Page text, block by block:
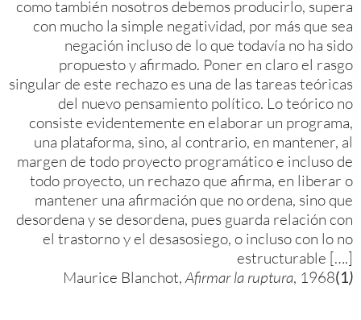
como también nosotros debemos producirlo, supera
con mucho la simple negatividad, por más que sea
negación incluso de lo que todavía no ha sido
propuesto y afirmado. Poner en claro el rasgo
singular de este rechazo es una de las tareas teóricas
del nuevo pensamiento político. Lo teórico no
consiste evidentemente en elaborar un programa,
una plataforma, sino, al contrario, en mantener, al
margen de todo proyecto programático e incluso de
todo proyecto, un rechazo que afirma, en liberar o
mantener una afirmación que no ordena, sino que
desordena y se desordena, pues guarda relación con
el trastorno y el desasosiego, o incluso con lo no
estructurable [….]
Maurice Blanchot,Afirmar la ruptura, 1968(1)